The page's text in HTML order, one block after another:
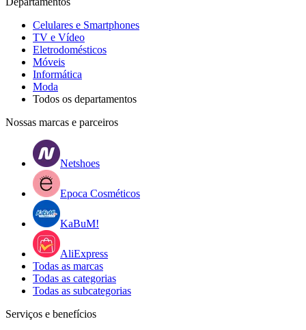
Celulares e Smartphones
TV e Vídeo
Eletrodomésticos
Móveis
Informática
Moda
Todos os departamentos
Nossas marcas e parceiros
Netshoes
Epoca Cosméticos
KaBuM!
AliExpress
Todas as marcas
Todas as categorias
Todas as subcategorias
Serviços e benefícios